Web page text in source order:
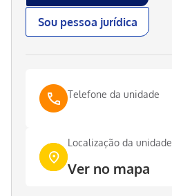
Sou pessoa jurídica
Telefone da unidade
Localização da unidade
Ver no mapa